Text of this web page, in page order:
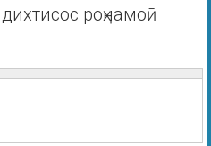
роҳнамоӣ